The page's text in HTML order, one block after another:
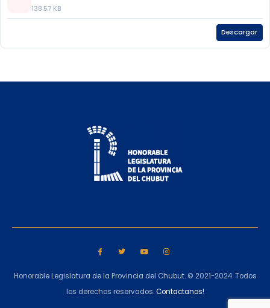
138.57 KB
Descargar
Honorable Legislatura de la Provincia del Chubut. © 2021-2024. Todos
los derechos reservados.Contactanos!